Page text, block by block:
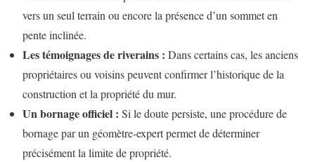
vers un seul terrain ou encore la présence d’un sommet en
pente inclinée.
Les témoignages de riverains : Dans certains cas, les anciens
propriétaires ou voisins peuvent confirmer l’historique de la
construction et la propriété du mur.
Un bornage officiel : Si le doute persiste, une procédure de
bornage par un géomètre-expert permet de déterminer
précisément la limite de propriété.